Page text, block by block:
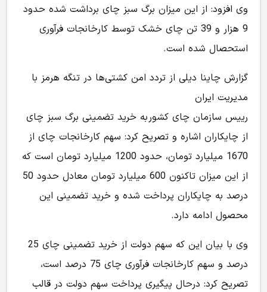
وی افزود: از این میزان برگ سبز چای برداشت شده حدود
9 هزار و 39 تن چای خشک توسط کارخانجات فرآوری
استحصال شده است.
گزارش چاینا دیلی از تردد امن کشتی‌ها در تنگه هرمز با
مدیریت ایران
رییس سازمان چای کشور به خرید تضمینی برگ سبز چای
از چایکاران اشاره و تصریح کرد: سهم کارخانجات چای از
1670 میلیارد تومان، حدود 1200 میلیارد تومان است که
از این میزان تاکنون 600 میلیارد تومان معادل حدود 50
درصد به چایکاران پرداخت شده و خرید تضمینی این
محصول ادامه دارد.
وی با بیان این که سهم دولت از خرید تضمینی چای 25
درصد و سهم کارخانجات فرآوری چای 75 درصد است،
تصریح کرد: درحال پیگیری پرداخت سهم دولت در قالب